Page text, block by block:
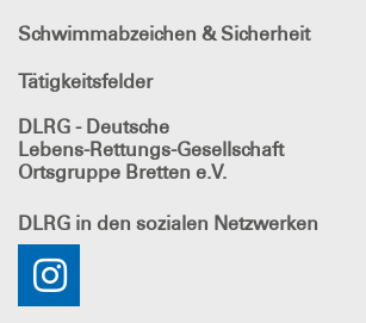
Schwimmabzeichen & Sicherheit
Tätigkeitsfelder
DLRG - Deutsche
Lebens-Rettungs-Gesellschaft
Ortsgruppe Bretten e.V.
DLRG in den sozialen Netzwerken